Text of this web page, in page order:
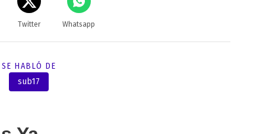
Twitter Whatsapp
SE HABLÓ DE
sub17